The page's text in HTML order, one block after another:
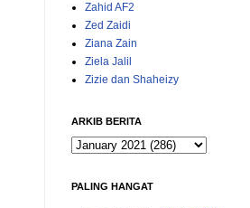
Zahid AF2
Zed Zaidi
Ziana Zain
Ziela Jalil
Zizie dan Shaheizy
ARKIB BERITA
PALING HANGAT